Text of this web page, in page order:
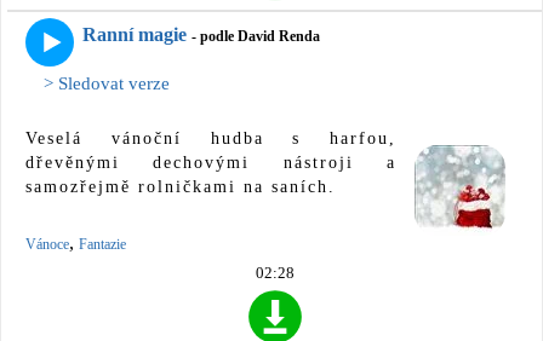
Ranní magie - podle David Renda
> Sledovat verze
Veselá vánoční hudba s harfou,
dřevěnými dechovými nástroji a
samozřejmě rolničkami na saních.
Vánoce, Fantazie
02:28